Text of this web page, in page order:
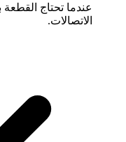
عندما تحتاج
الاتصالات.